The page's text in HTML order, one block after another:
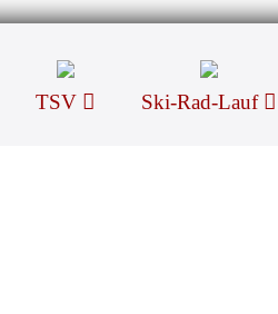
TSV Ski-Rad-Lauf